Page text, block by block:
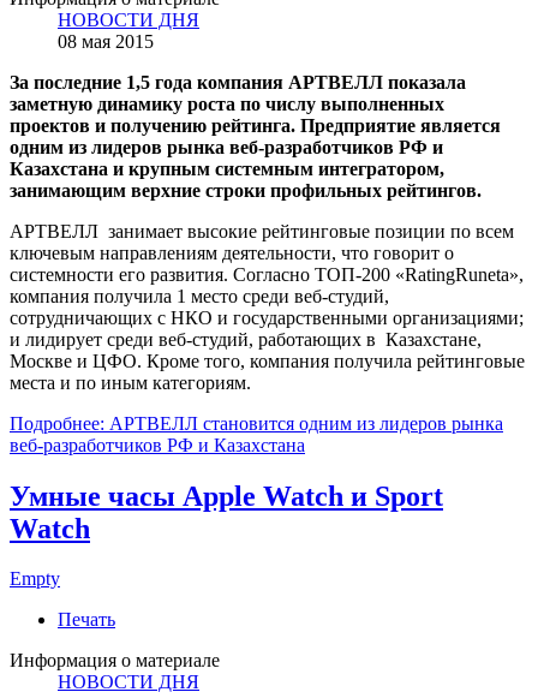
НОВОСТИ ДНЯ
08 мая 2015
За последние 1,5 года компания АРТВЕЛЛ показала
заметную динамику роста по числу выполненных
проектов и получению рейтинга. Предприятие является
одним из лидеров рынка веб-разработчиков РФ и
Казахстана и крупным системным интегратором,
занимающим верхние строки профильных рейтингов.
АРТВЕЛЛ занимает высокие рейтинговые позиции по всем
ключевым направлениям деятельности, что говорит о
системности его развития. Согласно ТОП-200 «RatingRuneta»,
компания получила 1 место среди веб-студий,
сотрудничающих с НКО и государственными организациями;
и лидирует среди веб-студий, работающих в Казахстане,
Москве и ЦФО. Кроме того, компания получила рейтинговые
места и по иным категориям.
Подробнее: АРТВЕЛЛ становится одним из лидеров рынка
веб-разработчиков РФ и Казахстана
Умные часы Apple Watch и Sport
Watch
Empty
Печать
Информация о материале
НОВОСТИ ДНЯ